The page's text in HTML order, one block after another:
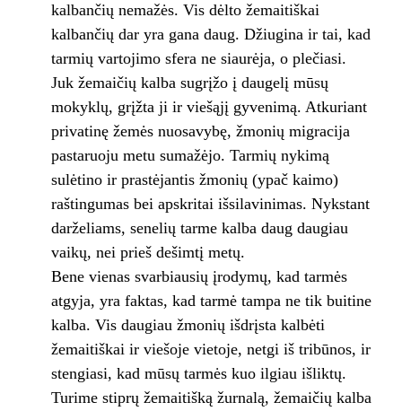
kalbančių nemažės. Vis dėlto žemaitiškai
kalbančių dar yra gana daug. Džiugina ir tai, kad
tarmių vartojimo sfera ne siaurėja, o plečiasi.
Juk žemaičių kalba sugrįžo į daugelį mūsų
mokyklų, grįžta ji ir viešąjį gyvenimą. Atkuriant
privatinę žemės nuosavybę, žmonių migracija
pastaruoju metu sumažėjo. Tarmių nykimą
sulėtino ir prastėjantis žmonių (ypač kaimo)
raštingumas bei apskritai išsilavinimas. Nykstant
darželiams, senelių tarme kalba daug daugiau
vaikų, nei prieš dešimtį metų.
Bene vienas svarbiausių įrodymų, kad tarmės
atgyja, yra faktas, kad tarmė tampa ne tik buitine
kalba. Vis daugiau žmonių išdrįsta kalbėti
žemaitiškai ir viešoje vietoje, netgi iš tribūnos, ir
stengiasi, kad mūsų tarmės kuo ilgiau išliktų.
Turime stiprų žemaitišką žurnalą, žemaičių kalba